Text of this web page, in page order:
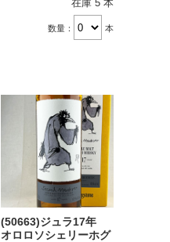
在庫 5 本
数量： 本
(50663)ジュラ17年
オロロソシェリーホグ